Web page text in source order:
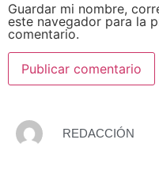
Guardar mi nombre,
este navegador para la
comentario.
REDACCIÓN